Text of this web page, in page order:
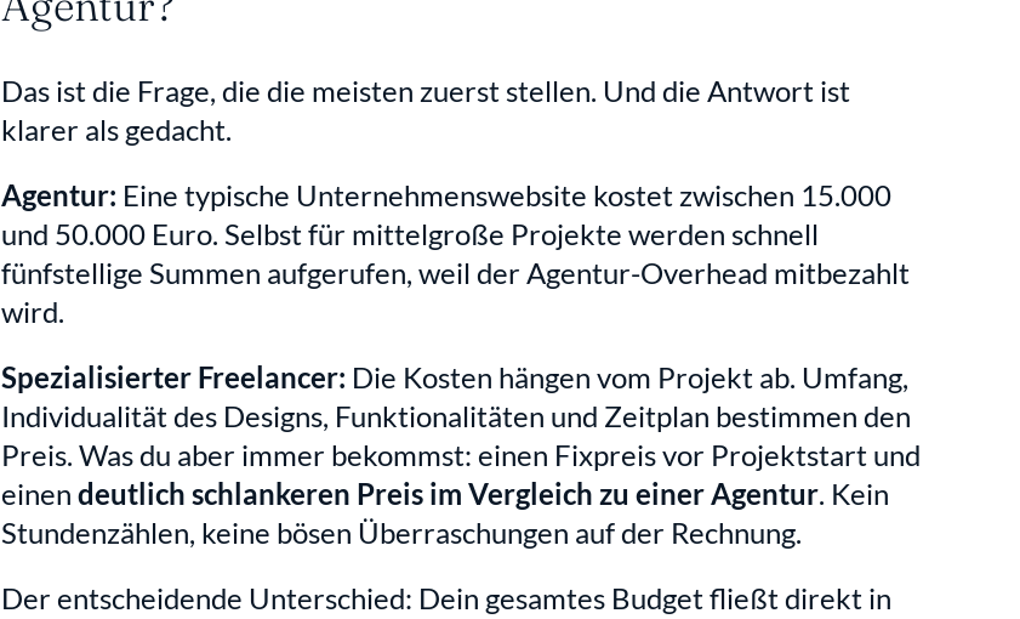
Das ist die Frage, die die meisten zuerst stellen. Und die Antwort ist
klarer als gedacht.
Agentur: Eine typische Unternehmenswebsite kostet zwischen 15.000
und 50.000 Euro. Selbst für mittelgroße Projekte werden schnell
fünfstellige Summen aufgerufen, weil der Agentur-Overhead mitbezahlt
wird.
Spezialisierter Freelancer: Die Kosten hängen vom Projekt ab. Umfang,
Individualität des Designs, Funktionalitäten und Zeitplan bestimmen den
Preis. Was du aber immer bekommst: einen Fixpreis vor Projektstart und
einen deutlich schlankeren Preis im Vergleich zu einer Agentur. Kein
Stundenzählen, keine bösen Überraschungen auf der Rechnung.
Der entscheidende Unterschied: Dein gesamtes Budget fließt direkt in